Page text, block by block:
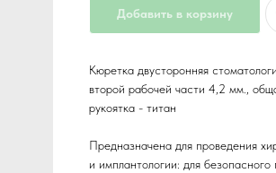
Добавить в корзину
Кюретка двусторонняя
второй рабочей части 4,2 мм.,
рукоятка - титан
Предназначена для проведения
и имплантологии: для